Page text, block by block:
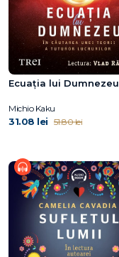
Ecuația lui Dumnezeu
Michio Kaku
31.08 lei 51.80 lei